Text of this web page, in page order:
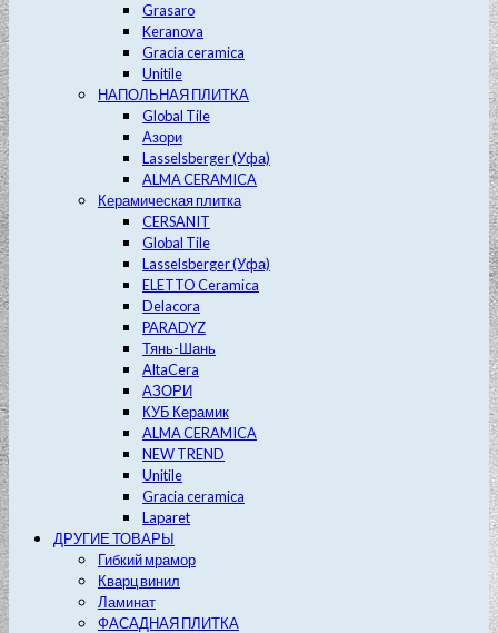
Grasaro
Keranova
Gracia ceramica
Unitile
НАПОЛЬНАЯ ПЛИТКА
Global Tile
Азори
Lasselsberger (Уфа)
ALMA CERAMICA
Керамическая плитка
CERSANIT
Global Tile
Lasselsberger (Уфа)
ELETTO Ceramica
Delacora
PARADYZ
Тянь-Шань
AltaCera
АЗОРИ
КУБ Керамик
ALMA CERAMICA
NEW TREND
Unitile
Gracia ceramica
Laparet
ДРУГИЕ ТОВАРЫ
Гибкий мрамор
Кварц винил
Ламинат
ФАСАДНАЯ ПЛИТКА